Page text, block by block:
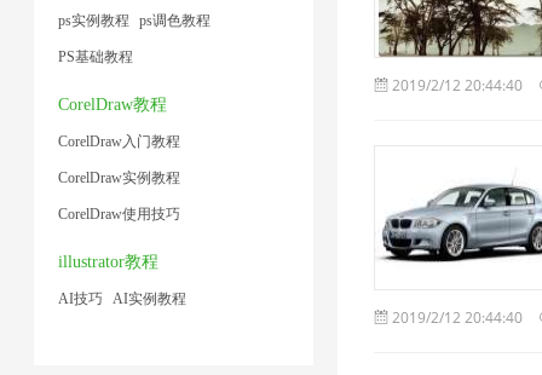
ps实例教程 ps调色教程
PS基础教程
CorelDraw教程
CorelDraw入门教程
CorelDraw实例教程
CorelDraw使用技巧
illustrator教程
AI技巧 AI实例教程
2019/2/12 20:44:40
2019/2/12 20:44:40